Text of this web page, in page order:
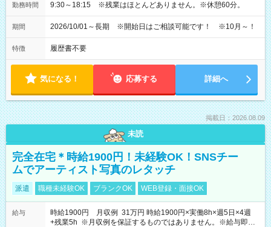
勤務時間 9:30～18:15 ※残業はほとんどありません。※休憩60分。
期間 2026/10/01～長期 ※開始日はご相談可能です！ ※10月～！
特徴 履歴書不要
気になる！ 応募する 詳細へ
掲載日：2026.08.09
未読
完全在宅＊時給1900円！未経験OK！SNSチー
ムでアーティスト写真のレタッチ
派遣 職種未経験OK ブランクOK WEB登録・面接OK
給与
時給1900円 月収例 31万円 時給1900円×実働8h×週5日×4週
+残業5h ※月収例を保証するものではありません。※給与即受